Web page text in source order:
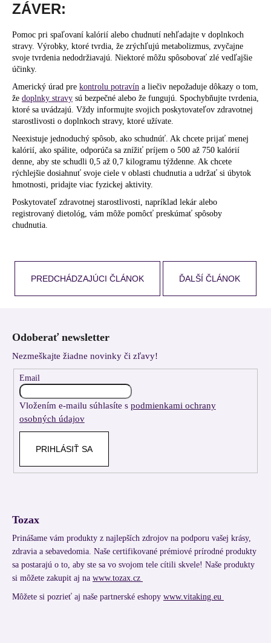
ZÁVER:
Pomoc pri spaľovaní kalórií alebo chudnutí nehľadajte v doplnkoch
stravy. Výrobky, ktoré tvrdia, že zrýchľujú metabolizmus, zvyčajne
svoje tvrdenia nedodržiavajú. Niektoré môžu spôsobovať zlé vedľajšie
účinky.
Americký úrad pre kontrolu potravín a liečiv nepožaduje dôkazy o tom,
že doplnky stravy sú bezpečné alebo že fungujú. Spochybňujte tvrdenia,
ktoré sa uvádzajú. Vždy informujte svojich poskytovateľov zdravotnej
starostlivosti o doplnkoch stravy, ktoré užívate.
Neexistuje jednoduchý spôsob, ako schudnúť. Ak chcete prijať menej
kalórií, ako spálite, odporúča sa znížiť príjem o 500 až 750 kalórií
denne, aby ste schudli 0,5 až 0,7 kilogramu týždenne. Ak chcete
rýchlejšie dosiahnuť svoje ciele v oblasti chudnutia a udržať si úbytok
hmotnosti, pridajte viac fyzickej aktivity.
Poskytovateľ zdravotnej starostlivosti, napríklad lekár alebo
registrovaný dietológ, vám môže pomôcť preskúmať spôsoby
chudnutia.
PREDCHÁDZAJÚCI ČLÁNOK ĎALŠÍ ČLÁNOK
Odoberať newsletter
Nezmeškajte žiadne novinky či zľavy!
Email
Vložením e-mailu súhlasíte s podmienkami ochrany
osobných údajov
PRIHLÁSIŤ SA
Tozax
Prinášame vám produkty z najlepších zdrojov na podporu vašej krásy,
zdravia a sebavedomia. Naše certifikované prémiové prírodné produkty
sa postarajú o to, aby ste sa vo svojom tele cítili skvele! Naše produkty
si môžete zakupit aj na www.tozax.cz
Môžete si pozrieť aj naše partnerské eshopy www.vitaking.eu